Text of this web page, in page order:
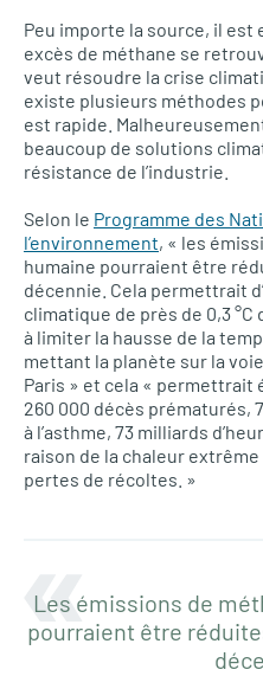
Peu importe la source, il est
excès de méthane se
veut résoudre la crise
existe plusieurs méthodes
est rapide.
beaucoup de solutions
résistance de l’industrie.
Selon le Programme des
l’environnement, « les
humaine pourraient être
décennie. Cela permettrait
climatique de près de 0,3 °C
à limiter la hausse de la
mettant la planète sur la
Paris » et cela « permettrait
260 000 décès prématurés,
à l’asthme, 73 milliards
raison de la chaleur
pertes de récoltes. »
Les émissions de
pourraient être